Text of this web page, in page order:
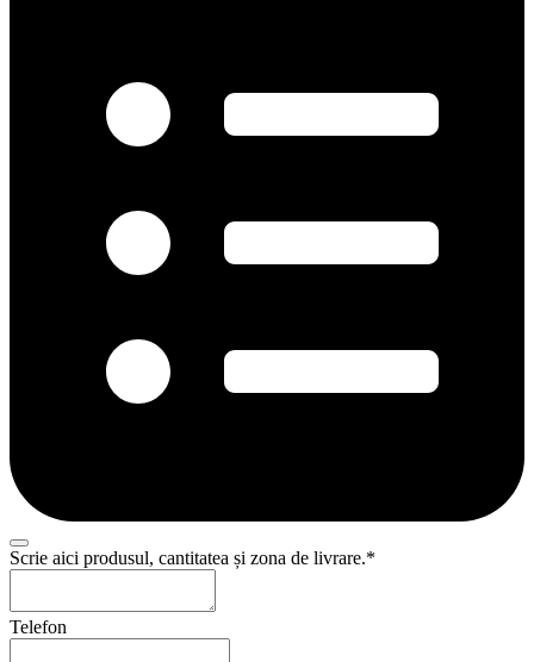
Scrie aici produsul, cantitatea și zona de livrare.*
Telefon